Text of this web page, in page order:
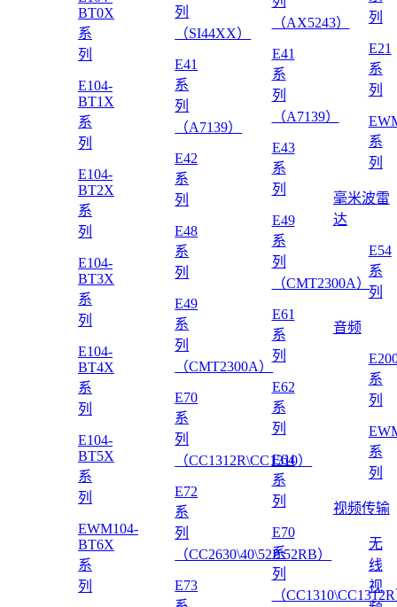
BT0X
系
列
E104-
BT1X
系
列
E104-
BT2X
系
列
E104-
BT3X
系
列
E104-
BT4X
系
列
E104-
BT5X
系
列
EWM104-
BT6X
系
列
列
（SI44XX）
E41
系
列
（A7139）
E42
系
列
E48
系
列
E49
系
列
（CMT2300A）
E70
系
列
（CC1312R\CC1310）
E72
系
列
（CC2630\40\52P\52RB）
E73
（AX5243）
E41
系
列
（A7139）
E43
系
列
E49
系
列
（CMT2300A）
E61
系
列
E62
系
列
E64
系
列
E70
系
列
（
列
E21
系
列
系
列
毫米波雷
达
E54
系
列
音频
系
列
系
列
视频传输
无
线
视